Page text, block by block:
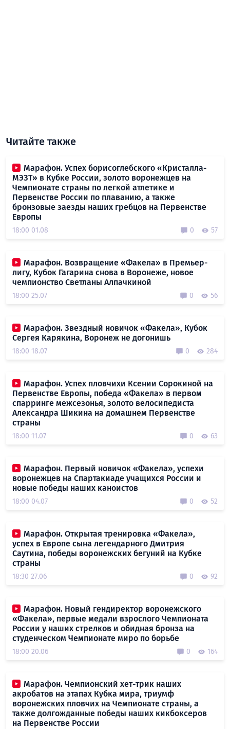
Читайте также
Марафон. Успех борисоглебского «Кристалла-
МЭЗТ» в Кубке России, золото воронежцев на
Чемпионате страны по легкой атлетике и
Первенстве России по плаванию, а также
бронзовые заезды наших гребцов на Первенстве
Европы
18:00 01.08 0 57
Марафон. Возвращение «Факела» в Премьер-
лигу, Кубок Гагарина снова в Воронеже, новое
чемпионство Светланы Алпачкиной
18:00 25.07 0 56
Марафон. Звездный новичок «Факела», Кубок
Сергея Карякина, Воронеж не догонишь
18:00 18.07 0 284
Марафон. Успех пловчихи Ксении Сорокиной на
Первенстве Европы, победа «Факела» в первом
спарринге межсезонья, золото велосипедиста
Александра Шикина на домашнем Первенстве
страны
18:00 11.07 0 63
Марафон. Первый новичок «Факела», успехи
воронежцев на Спартакиаде учащихся России и
новые победы наших каноистов
18:00 04.07 0 52
Марафон. Открытая тренировка «Факела»,
успех в Европе сына легендарного Дмитрия
Саутина, победы воронежских бегуний на Кубке
страны
18:30 27.06 0 92
Марафон. Новый гендиректор воронежского
«Факела», первые медали взрослого Чемпионата
России у наших стрелков и обидная бронза на
студенческом Чемпионате миро по борьбе
18:00 20.06 0 164
Марафон. Чемпионский хет-трик наших
акробатов на этапах Кубка мира, триумф
воронежских пловчих на Чемпионате страны, а
также долгожданные победы наших кикбоксеров
на Первенстве России